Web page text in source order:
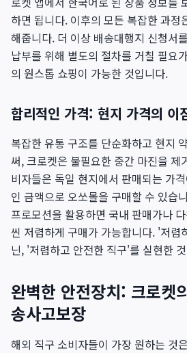
하면 됩니다. 이후의 모든 복잡한 과정
해줍니다. 더 이상 배송대행지 신청서
납부를 위해 별도의 절차를 거칠 필요
의 원스톱 쇼핑이 가능한 것입니다.
합리적인 가격: 현지 가격의 이
복잡한 유통 구조를 단순화하고 현지
써, 크로켓은 불필요한 중간 마진을 제
비자들은 독일 현지에서 판매되는 가
인 금액으로 오쏘몰을 구매할 수 있습
프로모션을 활용하면 국내 판매가나
씬 저렴하게 구매가 가능합니다. '저렴
닌, '저렴하고 안전한 직구'를 실현한
완벽한 안전장치: 크로켓
송사고보장
해외 직구 소비자들이 가장 원하는 것